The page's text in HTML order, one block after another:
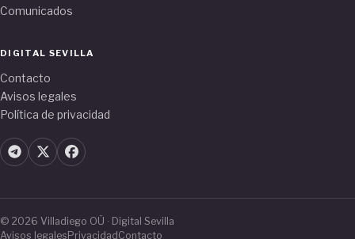
Comunicados
DIGITAL SEVILLA
Contacto
Avisos legales
Política de privacidad
© 2026 Villadiego OÜ · Digital Sevilla
Avisos legalesPrivacidadContacto